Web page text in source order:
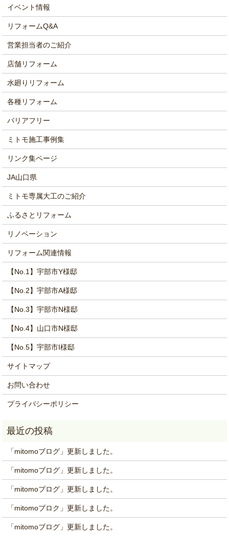
イベント情報
リフォームQ&A
営業担当者のご紹介
店舗リフォーム
水廻りリフォーム
各種リフォーム
バリアフリー
ミトモ施工事例集
リンク集ページ
JA山口県
ミトモ専属大工のご紹介
ふるさとリフォーム
リノベーション
リフォーム関連情報
【No.1】宇部市Y様邸
【No.2】宇部市A様邸
【No.3】宇部市N様邸
【No.4】山口市N様邸
【No.5】宇部市I様邸
サイトマップ
お問い合わせ
プライバシーポリシー
「mitomoブログ」更新しました。
「mitomoブログ」更新しました。
「mitomoブログ」更新しました。
「mitomoブロク」更新しました。
「mitomoブログ」更新しました。